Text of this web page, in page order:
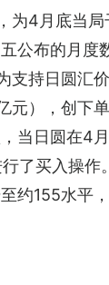
为4月底当
公布的月度
支持日圆汇
元），创下
当日圆在4
了买入操作
约155水平